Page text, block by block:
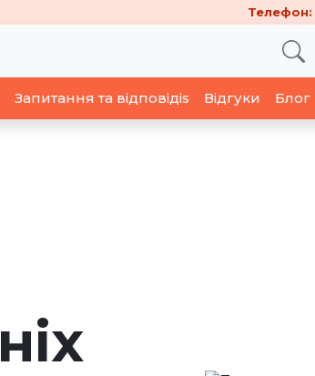
Телефон:
Запитання та відповідіs Відгуки Блог